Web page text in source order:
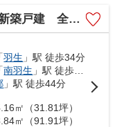
全20区画 5号棟
「羽生 」駅 徒歩34分
「南羽生 」駅 徒歩36分
」駅 徒歩44分
㎡（31.81坪）
㎡（91.91坪）